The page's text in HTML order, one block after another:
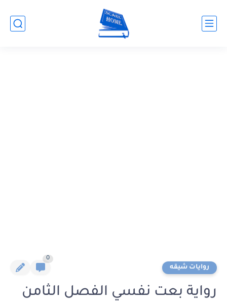
روايات شيقه
0
رواية بعت نفسي الفصل الثامن